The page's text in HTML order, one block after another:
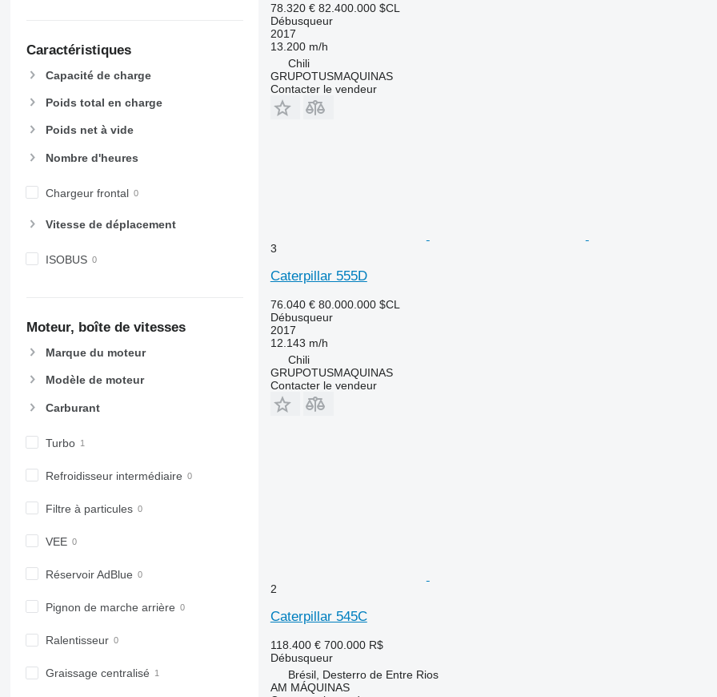
Caractéristiques
Capacité de charge
Poids total en charge
Poids net à vide
Nombre d'heures
Chargeur frontal
Vitesse de déplacement
ISOBUS
Moteur, boîte de vitesses
Marque du moteur
Modèle de moteur
Carburant
Turbo
Refroidisseur intermédiaire
Filtre à particules
VEE
Réservoir AdBlue
Pignon de marche arrière
Ralentisseur
Graissage centralisé
78.320 € 82.400.000 $CL
Débusqueur
2017
13.200 m/h
Chili
GRUPOTUSMAQUINAS
Contacter le vendeur
3
Caterpillar 555D
76.040 € 80.000.000 $CL
Débusqueur
2017
12.143 m/h
Chili
GRUPOTUSMAQUINAS
Contacter le vendeur
2
Caterpillar 545C
118.400 € 700.000 R$
Débusqueur
Brésil, Desterro de Entre Rios
AM MÁQUINAS